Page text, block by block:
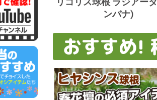
ンバナ)
おすすめ!